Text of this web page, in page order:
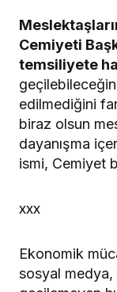
Cemiyeti
temsiliyete
edilmediğini
biraz olsun
dayanışma
ismi, Cemiyet
xxx
Ekonomik
sosyal medya,